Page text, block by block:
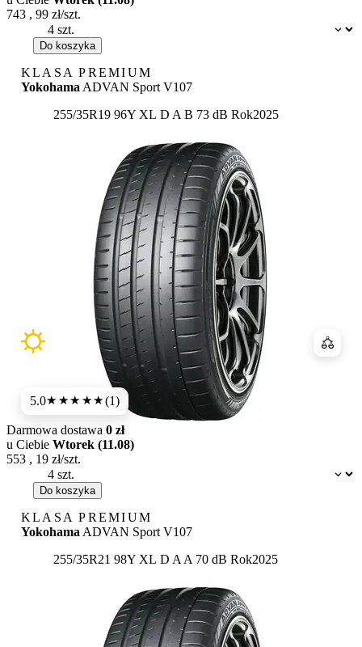
Dostępność:
743 , 99 zł/szt.
Do koszyka
KLASA PREMIUM
Yokohama ADVAN Sport V107
255/35R19 96Y XL Etykieta:
D A B 73 dB Rok2025
5.0★★★★★(1)
Dostępność:
Darmowa dostawa 0 zł
u Ciebie Wtorek (11.08)
553 , 19 zł/szt.
Do koszyka
KLASA PREMIUM
Yokohama ADVAN Sport V107
255/35R21 98Y XL Etykieta:
D A A 70 dB Rok2025